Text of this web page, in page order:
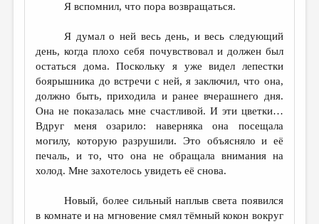
Я вспомнил, что пора возвращаться.
Я думал о ней весь день, и весь следующий
день, когда плохо себя почувствовал и должен был
остаться дома. Поскольку я уже видел лепестки
боярышника до встречи с ней, я заключил, что она,
должно быть, приходила и ранее вчерашнего дня.
Она не показалась мне счастливой. И эти цветки…
Вдруг меня озарило: наверняка она посещала
могилу, которую разрушили. Это объясняло и её
печаль, и то, что она не обращала внимания на
холод. Мне захотелось увидеть её снова.
Новый, более сильный наплыв света появился
в комнате и на мгновение смял тёмный кокон вокруг